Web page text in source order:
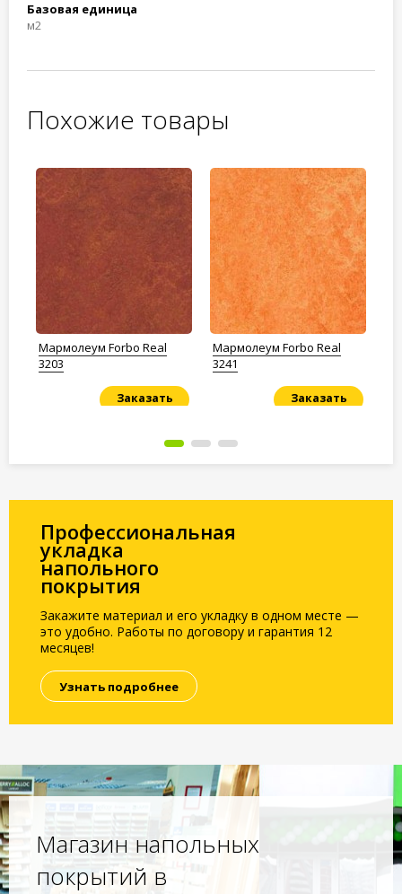
Базовая единица
м2
Похожие товары
Мармолеум Forbo Real
3203
Заказать
Мармолеум Forbo Real
3241
Заказать
Профессиональная
укладка
напольного
покрытия
Закажите материал и его укладку в одном месте —
это удобно. Работы по договору и гарантия 12
месяцев!
Узнать подробнее
Магазин напольных
покрытий в